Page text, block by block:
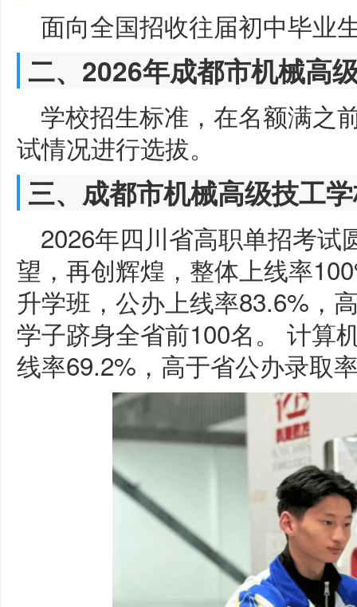
面向全国招收往届初中毕业
二、2026年成都市机械高
学校招生标准，在名额满之
试情况进行选拔。
三、成都市机械高级技工
2026年四川省高职单招考试
望，再创辉煌，整体上线率
升学班，公办上线率83.6%，
学子跻身全省前100名。 计
线率69.2%，高于省公办录取